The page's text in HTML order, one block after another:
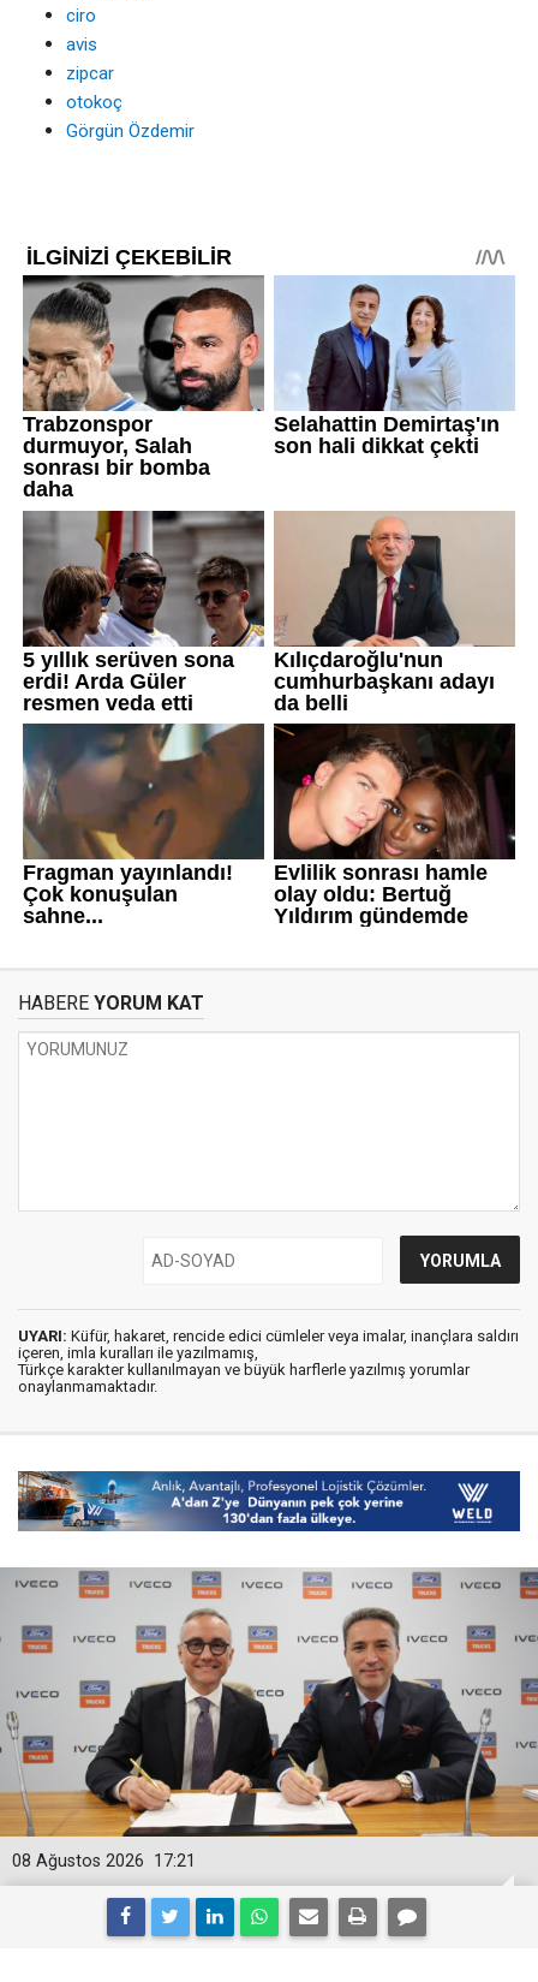
ciro
avis
zipcar
otokoç
Görgün Özdemir
HABERE YORUM KAT
UYARI: Küfür, hakaret, rencide edici cümleler veya imalar, inançlara saldırı
içeren, imla kuralları ile yazılmamış,
Türkçe karakter kullanılmayan ve büyük harflerle yazılmış yorumlar
onaylanmamaktadır.
17:21
08 Ağustos 2026